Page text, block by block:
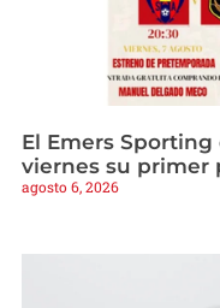
El Emers
viernes su primer
agosto 6, 2026